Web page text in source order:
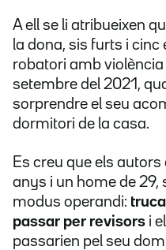
A ell se li atribueixen
la dona, sis furts i
robatori amb
setembre del 2021,
sorprendre el seu
dormitori de la casa.
Es creu que els
anys i un home de 29,
modus operandi:
passar per revisors i
passarien pel seu